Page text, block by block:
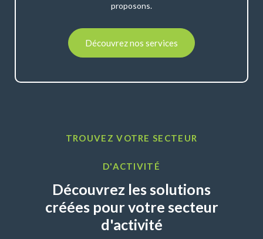
proposons.
Découvrez nos services
TROUVEZ VOTRE SECTEUR
D'ACTIVITÉ
Découvrez les solutions
créées pour votre secteur
d'activité